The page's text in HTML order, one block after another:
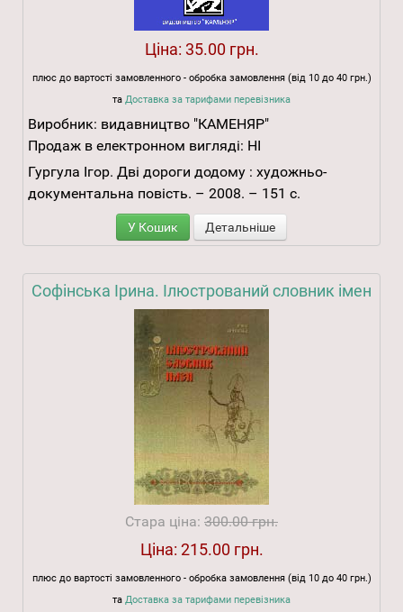
Ціна: 35.00 грн.
плюс до вартості замовленного - обробка замовлення (від 10 до 40 грн.)
та Доставка за тарифами перевізника
Виробник: видавництво "КАМЕНЯР"
Продаж в електронном вигляді: НІ
Гургула Ігор. Дві дороги додому : художньо-
документальна повість. – 2008. – 151 с.
У Кошик Детальніше
Софінська Ірина. Ілюстрований словник імен
Стара ціна: 300.00 грн.
Ціна: 215.00 грн.
плюс до вартості замовленного - обробка замовлення (від 10 до 40 грн.)
та Доставка за тарифами перевізника